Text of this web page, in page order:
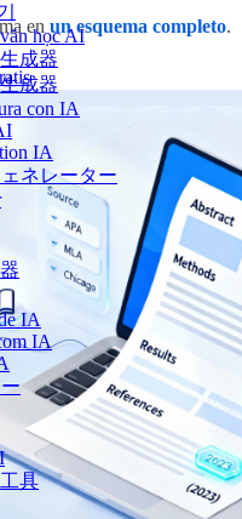
học AI
成器
成器
con IA
IA
ネレーター
IA
IA
具
en un esquema completo.